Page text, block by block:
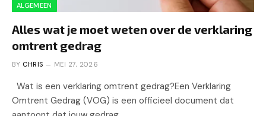
ALGEMEEN
Alles wat je moet weten over de verklaring
omtrent gedrag
BY CHRIS MEI 27, 2026
Wat is een verklaring omtrent gedrag?Een Verklaring
Omtrent Gedrag (VOG) is een officieel document dat